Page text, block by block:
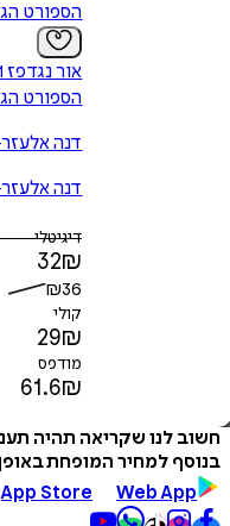
הספורט
הספורט
דנה
דנה
דיגיטלי
32₪
₪36
קולי
29₪
מודפס
61.6₪
חשוב לנו שקריאה תהיה
בנוסף למחיר המופחת
App Store Web App